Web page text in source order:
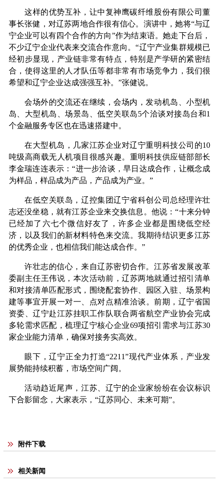
这样的优势互补，让中复神鹰碳纤维股份有限公司董
事长张健，对辽苏两地合作很有信心。演讲中，她将“与辽
宁企业可以有四个合作的方向”作为结束语。她走下台后，
不少辽宁企业代表来交流合作意向。“辽宁产业集群规模已
经初步显现，产业链非常有特点，特别是产学研的紧密结
合，使得这里的人才队伍等都非常有市场竞争力，我们很
希望和辽宁企业达成强强互补。”张健说。
会场外的交流还在继续，会场内，发动机岛、小型机
岛、大型机岛、场景岛、低空关联岛5个洽谈对接岛台和1
个金融服务专区也在迅速搭建中。
在大型机岛，几家江苏企业对辽宁重明科技公司的10
吨级高商载无人机项目很感兴趣。重明科技供应链部部长
李金瑞连连表示：“进一步洽谈，早日达成合作，让概念成
为样品，样品成为产品，产品成为产业。”
在低空关联岛，辽控集团辽宁省科创公司总经理许壮
志还没坐稳，就有江苏企业来交换信息。他说：“十来分钟
已经加了六七个微信好友了，许多企业都是围绕低空经
济，以及我们的新材料特色来交流。我期待结识更多江苏
的优秀企业，也相信我们能达成合作。”
许壮志的信心，来自辽苏密切合作。江苏省发展改革
委副主任王伟说，本次活动前，辽苏两地就通过招引清单
和对接清单匹配形式，围绕配套协作、园区入驻、场景构
建等事宜开展一对一、点对点精准洽谈。前期，辽宁省国
资委、辽宁赴江苏挂职工作队联合两省航空产业协会完成
多轮需求匹配，梳理辽宁核心企业69项招引需求与江苏30
家企业能力清单，确保对接务实高效。
眼下，辽宁正全力打造“2211”现代产业体系，产业发
展势能持续积蓄，市场空间广阔。
活动趋近尾声，江苏、辽宁的企业家纷纷在会议标识
下合影留念，大家表示，“辽苏同心、未来可期”。
附件下载
相关新闻